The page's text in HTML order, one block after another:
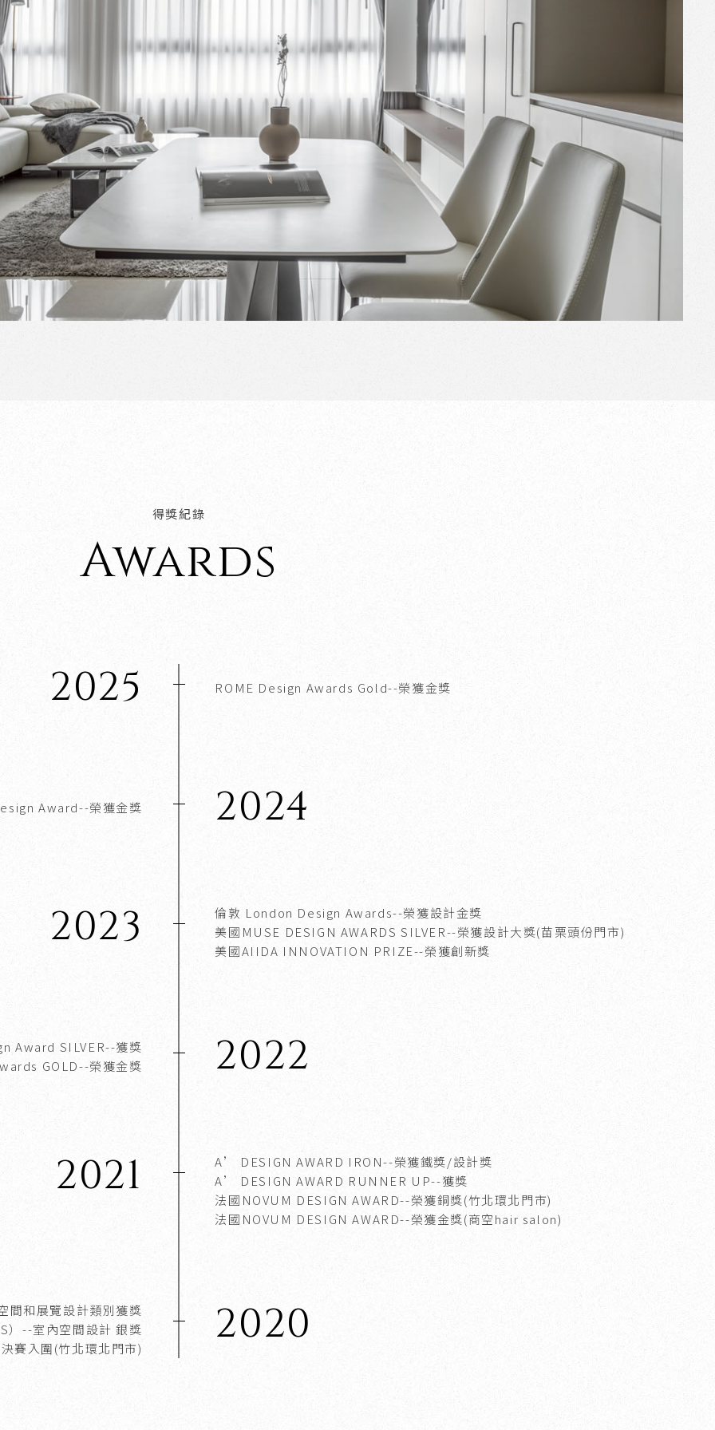
得獎紀錄
Awards
2025 ROME Design Awards Gold--榮獲金獎
2024
Award--榮獲金獎
2023 倫敦 London Design Awards--榮獲設計金獎
美國MUSE DESIGN AWARDS SILVER--榮獲設計大獎(苗栗頭份門市)
美國AIIDA INNOVATION PRIZE--榮獲創新獎
2022
Award SILVER--獲獎
GOLD--榮獲金獎
2021 A’ DESIGN AWARD IRON--榮獲鐵獎/設計獎
A’ DESIGN AWARD RUNNER UP--獲獎
法國NOVUM DESIGN AWARD--榮獲銅獎(竹北環北門市)
法國NOVUM DESIGN AWARD--榮獲金獎(商空hair salon)
2020
間和展覽設計類別獲獎
--室內空間設計 銀獎
賽入圍(竹北環北門市)